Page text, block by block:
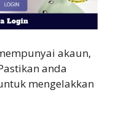
akaun,
anda
mengelakkan